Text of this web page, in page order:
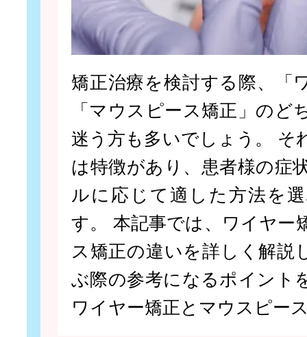
矯正治療を検討する際、「
「マウスピース矯正」のど
迷う方も多いでしょう。 そ
は特徴があり、患者様の症
ルに応じて適した方法を
す。 本記事では、ワイヤー
ス矯正の違いを詳しく解説
ぶ際の参考になるポイント
ワイヤー矯正とマウスピー